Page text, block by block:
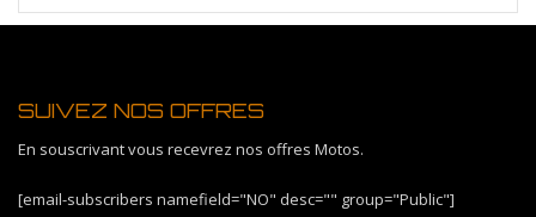
SUIVEZ NOS OFFRES
En souscrivant vous recevrez nos offres Motos.
[email-subscribers namefield="NO" desc="" group="Public"]